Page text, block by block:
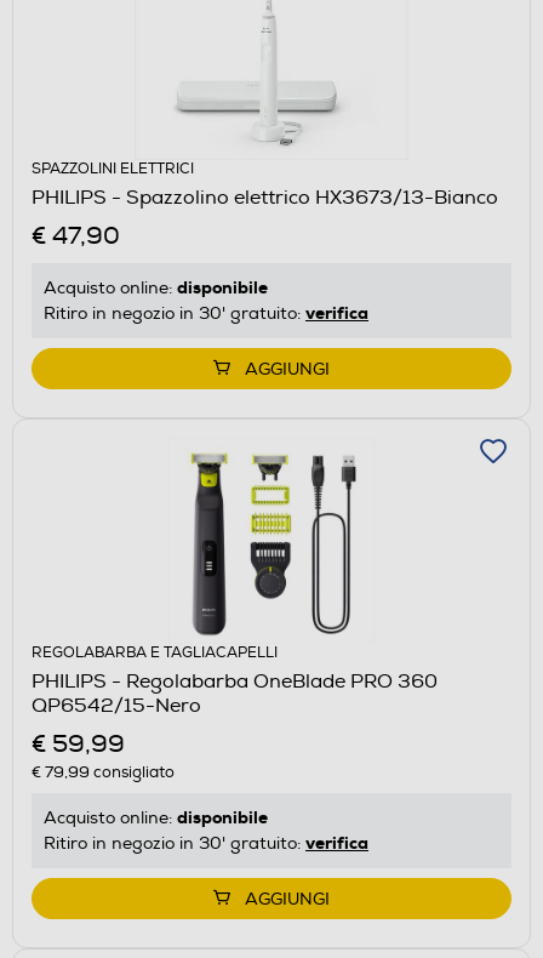
SPAZZOLINI ELETTRICI
PHILIPS - Spazzolino elettrico HX3673/13-Bianco
€ 47,90
Acquisto online: disponibile
Ritiro in negozio in 30' gratuito: verifica
AGGIUNGI
REGOLABARBA E TAGLIACAPELLI
PHILIPS - Regolabarba OneBlade PRO 360
QP6542/15-Nero
€ 59,99
€ 79,99 consigliato
Acquisto online: disponibile
Ritiro in negozio in 30' gratuito: verifica
AGGIUNGI